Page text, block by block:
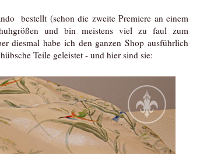
bestellt (schon die zweite Premiere an einem
und bin meistens viel zu faul zum
diesmal habe ich den ganzen Shop ausführlich
Teile geleistet - und hier sind sie: